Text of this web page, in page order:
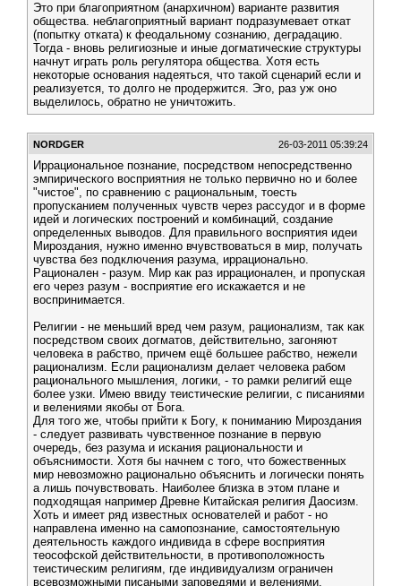
Это при благоприятном (анархичном) варианте развития
общества. неблагоприятный вариант подразумевает откат
(попытку отката) к феодальному сознанию, деградацию.
Тогда - вновь религиозные и иные догматические структуры
начнут играть роль регулятора общества. Хотя есть
некоторые основания надеяться, что такой сценарий если и
реализуется, то долго не продержится. Эго, раз уж оно
выделилось, обратно не уничтожить.
NORDGER 26-03-2011 05:39:24
Иррациональное познание, посредством непосредственно
эмпирического восприятния не только первично но и более
"чистое", по сравнению с рациональным, тоесть
пропусканием полученных чувств через рассудог и в форме
идей и логических построений и комбинаций, создание
определенных выводов. Для правильного восприятия идеи
Мироздания, нужно именно вчувствоваться в мир, получать
чувства без подключения разума, иррационально.
Рационален - разум. Мир как раз иррационален, и пропуская
его через разум - восприятие его искажается и не
воспринимается.
Религии - не меньший вред чем разум, рационализм, так как
посредством своих догматов, действительно, загоняют
человека в рабство, причем ещё большее рабство, нежели
рационализм. Если рационализм делает человека рабом
рационального мышления, логики, - то рамки религий еще
более узки. Имею ввиду теистические религии, с писаниями
и велениями якобы от Бога.
Для того же, чтобы прийти к Богу, к пониманию Мироздания
- следует развивать чувственное познание в первую
очередь, без разума и искания рациональности и
объяснимости. Хотя бы начнем с того, что божественных
мир невозможно рационально объяснить и логически понять
а лишь почувствовать. Наиболее близка в этом плане и
подходящая например Древне Китайская религия Даосизм.
Хоть и имеет ряд известных основателей и работ - но
направлена именно на самопознание, самостоятельную
деятельность каждого индивида в сфере восприятия
теософской действительности, в противоположность
теистическим религиям, где индивидуализм ограничен
всевозможными писаными заповедями и велениями.